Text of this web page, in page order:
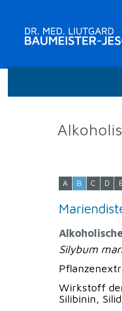
A B C D
Silybum
Wirkstoff
Silibinin,